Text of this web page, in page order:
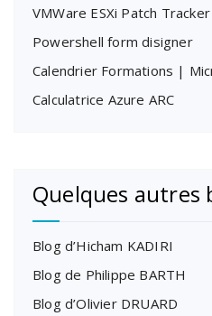
VMWare ESXi Patch Tracker
Powershell form disigner
Calendrier Formations |
Calculatrice Azure ARC
Quelques autres
Blog d’Hicham KADIRI
Blog de Philippe BARTH
Blog d’Olivier DRUARD